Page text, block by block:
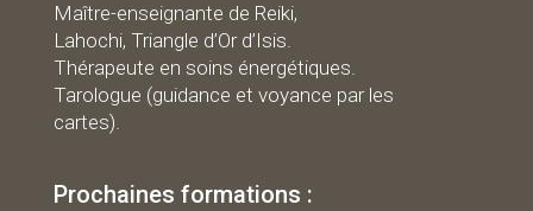
Maître-enseignante de Reiki,
Lahochi, Triangle d’Or d’Isis.
Thérapeute en soins énergétiques.
Tarologue (guidance et voyance par les
cartes).
Prochaines formations :